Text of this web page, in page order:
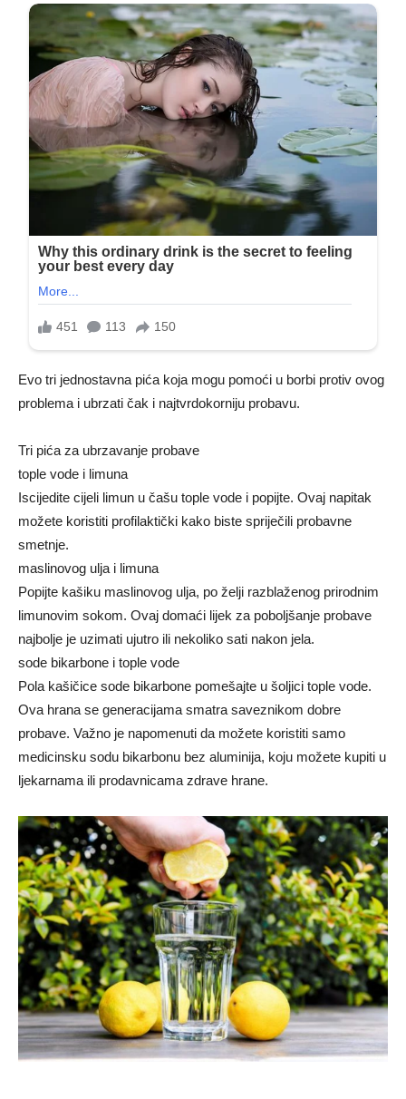
Evo tri jednostavna pića koja mogu pomoći u borbi protiv ovog
problema i ubrzati čak i najtvrdokorniju probavu.
Tri pića za ubrzavanje probave
tople vode i limuna
Iscijedite cijeli limun u čašu tople vode i popijte. Ovaj napitak
možete koristiti profilaktički kako biste spriječili probavne
smetnje.
maslinovog ulja i limuna
Popijte kašiku maslinovog ulja, po želji razblaženog prirodnim
limunovim sokom. Ovaj domaći lijek za poboljšanje probave
najbolje je uzimati ujutro ili nekoliko sati nakon jela.
sode bikarbone i tople vode
Pola kašičice sode bikarbone pomešajte u šoljici tople vode.
Ova hrana se generacijama smatra saveznikom dobre
probave. Važno je napomenuti da možete koristiti samo
medicinsku sodu bikarbonu bez aluminija, koju možete kupiti u
ljekarnama ili prodavnicama zdrave hrane.